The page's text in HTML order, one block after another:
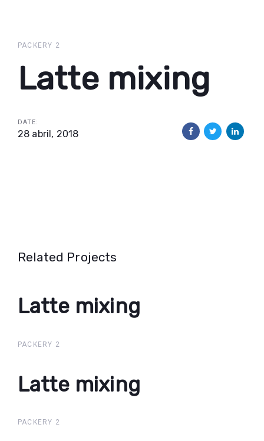
PACKERY 2
Latte mixing
DATE:
28 abril, 2018
Related Projects
Latte mixing
Latte
mixing
PACKERY 2
Latte mixing
Latte
mixing
PACKERY 2